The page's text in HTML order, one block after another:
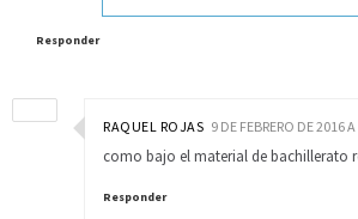
Responder
RAQUEL ROJAS 9 DE FEBRERO DE 2016
como bajo el material de bachillerato
Responder